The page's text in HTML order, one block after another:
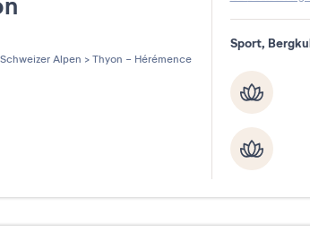
sur 5
Schweizer Alpen > Thyon - Hérémence
Sport,